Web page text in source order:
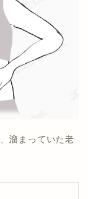
、溜まっていた老